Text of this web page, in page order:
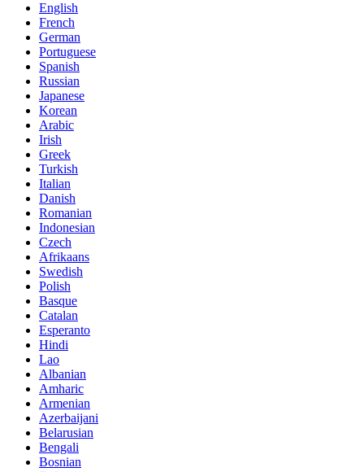
English
French
German
Portuguese
Spanish
Russian
Japanese
Korean
Arabic
Irish
Greek
Turkish
Italian
Danish
Romanian
Indonesian
Czech
Afrikaans
Swedish
Polish
Basque
Catalan
Esperanto
Hindi
Lao
Albanian
Amharic
Armenian
Azerbaijani
Belarusian
Bengali
Bosnian